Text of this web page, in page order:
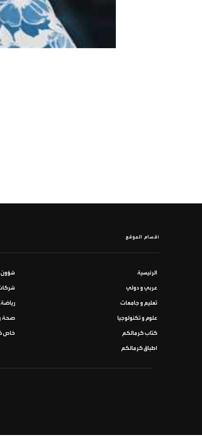
أقسام الموقع
الرئيسية شؤون
عربي و دولي
تعليم و جامعات رياضة
علوم و تكنولوجيا صحة
كتاب كرمالكم خاص
اطباق كرمالكم